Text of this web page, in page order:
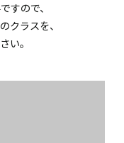
すので、
クラスを、
い。